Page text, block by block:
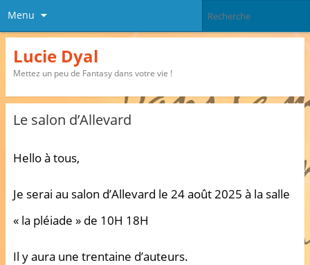
Menu
Lucie Dyal
Mettez un peu de Fantasy dans votre vie !
Le salon d’Allevard
Hello à tous,
Je serai au salon d’Allevard le 24 août 2025 à la salle
« la pléiade » de 10H 18H
Il y aura une trentaine d’auteurs.